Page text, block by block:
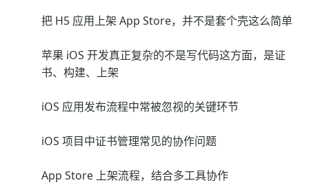
把 H5 应用上架 App Store，并不是套个壳这么简单
苹果 iOS 开发真正复杂的不是写代码这方面，是证
书、构建、上架
iOS 应用发布流程中常被忽视的关键环节
iOS 项目中证书管理常见的协作问题
App Store 上架流程，结合多工具协作